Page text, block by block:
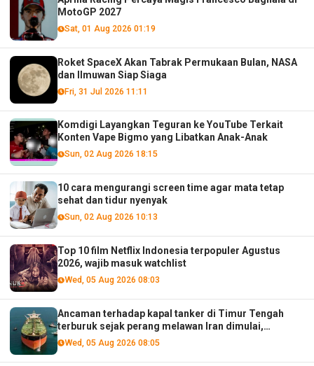
MotoGP 2027
Sat, 01 Aug 2026 01:19
Roket SpaceX Akan Tabrak Permukaan Bulan, NASA
dan Ilmuwan Siap Siaga
Fri, 31 Jul 2026 11:11
Komdigi Layangkan Teguran ke YouTube Terkait
Konten Vape Bigmo yang Libatkan Anak-Anak
Sun, 02 Aug 2026 18:15
10 cara mengurangi screen time agar mata tetap
sehat dan tidur nyenyak
Sun, 02 Aug 2026 10:13
Top 10 film Netflix Indonesia terpopuler Agustus
2026, wajib masuk watchlist
Wed, 05 Aug 2026 08:03
Ancaman terhadap kapal tanker di Timur Tengah
terburuk sejak perang melawan Iran dimulai,
menurut analis
Wed, 05 Aug 2026 08:05